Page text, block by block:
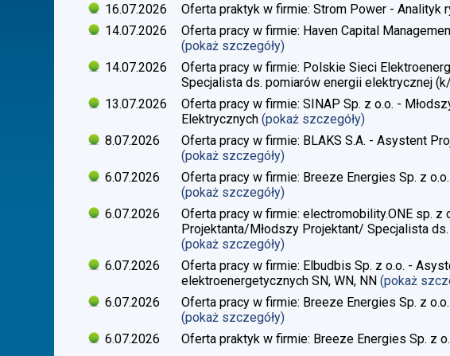
16.07.2026
Oferta praktyk w firmie: Strom Power - Analityk
14.07.2026
Oferta pracy w firmie: Haven Capital
(pokaż szczegóły)
14.07.2026
Oferta pracy w firmie: Polskie Sieci
Specjalista ds. pomiarów energii elektrycznej​
13.07.2026
Oferta pracy w firmie: SINAP Sp. z o.o. -
Elektrycznych (pokaż szczegóły)
8.07.2026
Oferta pracy w firmie: BLAKS S.A. - Asystent
(pokaż szczegóły)
6.07.2026
Oferta pracy w firmie: Breeze Energies Sp. z
(pokaż szczegóły)
6.07.2026
Oferta pracy w firmie: electromobility.ONE sp.
Projektanta/Młodszy Projektant/ Specjalista
(pokaż szczegóły)
6.07.2026
Oferta pracy w firmie: Elbudbis Sp. z o.o. -
elektroenergetycznych SN, WN, NN (pokaż
6.07.2026
Oferta pracy w firmie: Breeze Energies Sp. z
(pokaż szczegóły)
6.07.2026
Oferta praktyk w firmie: Breeze Energies Sp. z